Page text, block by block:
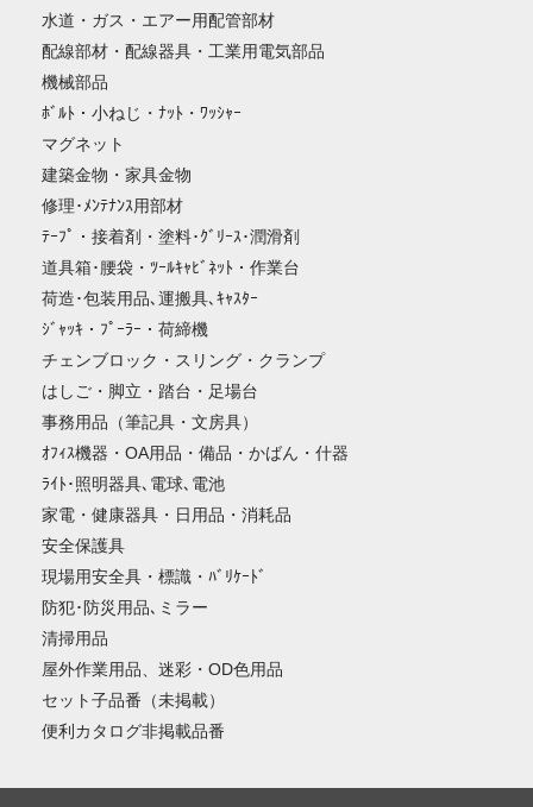
水道・ガス・エアー用配管部材
配線部材・配線器具・工業用電気部品
機械部品
ﾎﾞﾙﾄ・小ねじ・ﾅｯﾄ・ﾜｯｼｬｰ
マグネット
建築金物・家具金物
修理･ﾒﾝﾃﾅﾝｽ用部材
ﾃｰﾌﾟ・接着剤・塗料･ｸﾞﾘｰｽ･潤滑剤
道具箱･腰袋・ﾂｰﾙｷｬﾋﾞﾈｯﾄ・作業台
荷造･包装用品､運搬具､ｷｬｽﾀｰ
ｼﾞｬｯｷ・ﾌﾟｰﾗｰ・荷締機
チェンブロック・スリング・クランプ
はしご・脚立・踏台・足場台
事務用品（筆記具・文房具）
ｵﾌｨｽ機器・OA用品・備品・かばん・什器
ﾗｲﾄ･照明器具､電球､電池
家電・健康器具・日用品・消耗品
安全保護具
現場用安全具・標識・ﾊﾞﾘｹｰﾄﾞ
防犯･防災用品､ミラー
清掃用品
屋外作業用品、迷彩・OD色用品
セット子品番（未掲載）
便利カタログ非掲載品番